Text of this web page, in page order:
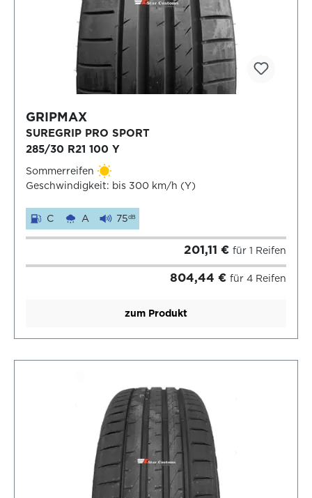
GRIPMAX
SUREGRIP PRO SPORT
285/30 R21 100 Y
Sommerreifen
Geschwindigkeit: bis 300 km/h (Y)
C A 75dB
201,11 € für 1 Reifen
804,44 € für 4 Reifen
zum Produkt